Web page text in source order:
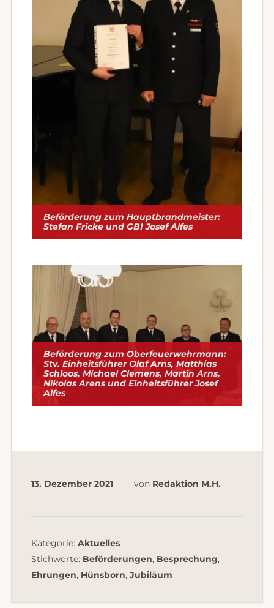
Beförderung zum Hauptbrandmeister:
Stefan Fricke und GBI Josef Alfes
Beförderung zum Oberfeuerwehrmann:
Stv. Einheitsführer Olaf Arns, Matthias
Schloos, Michael Clemens, Martin Arns,
Nikolas Arens und Einheitsführer Josef
Alfes
13. Dezember 2021 von Redaktion M.H.
Kategorie: Aktuelles
Stichworte: Beförderungen, Besprechung,
Ehrungen, Hünsborn, Jubiläum